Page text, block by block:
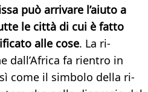
può arrivare l’aiuto a
le città di cui è fatto
alle cose. La ri-
dall’Africa fa rientro in
come il simbolo della ri-